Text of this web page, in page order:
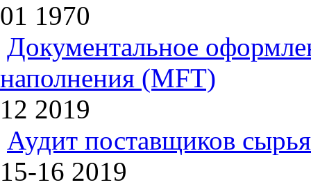
01 1970
Документальное
наполнения (MFT)
12 2019
Аудит поставщиков
15-16 2019